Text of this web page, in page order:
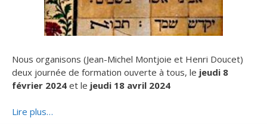
Nous organisons (Jean-Michel Montjoie et Henri Doucet)
deux journée de formation ouverte à tous, le jeudi 8
février 2024 et le jeudi 18 avril 2024
Lire plus…